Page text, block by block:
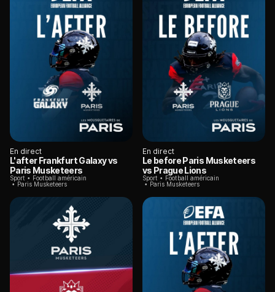
En direct
L'after Frankfurt Galaxy vs
Paris Musketeers
Sport
Football américain
Paris Musketeers
En direct
Le before Paris Musketeers
vs Prague Lions
Sport
Football américain
Paris Musketeers